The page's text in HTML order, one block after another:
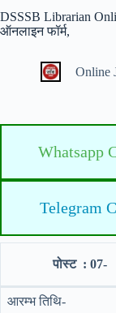
DSSSB Librarian
ऑनलाइन फॉर्म,
Online
Whatsapp
Telegram
पोस्ट : 07-
आरम्भ तिथि-